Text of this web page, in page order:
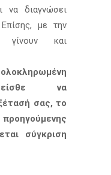
να διαγνώσει
Επίσης, με την
γίνουν και
ολοκληρωμένη
να
σας, το
σύγκριση